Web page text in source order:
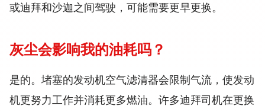
或迪拜和沙迦之间驾驶，可能需要更早更换。
灰尘会影响我的油耗吗？
是的。堵塞的发动机空气滤清器会限制气流，使发动
机更努力工作并消耗更多燃油。许多迪拜司机在更换